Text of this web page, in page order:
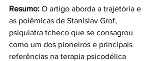
Resumo: O artigo aborda a trajetória e
as polêmicas de Stanislav Grof,
psiquiatra tcheco que se consagrou
como um dos pioneiros e principais
referências na terapia psicodélica